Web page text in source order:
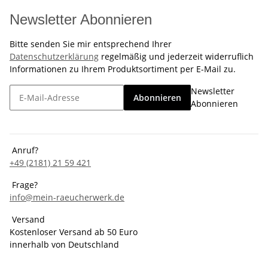
Newsletter Abonnieren
Bitte senden Sie mir entsprechend Ihrer
Datenschutzerklärung regelmäßig und jederzeit widerruflich
Informationen zu Ihrem Produktsortiment per E-Mail zu.
Abonnieren
Newsletter
Abonnieren
Anruf?
+49 (2181) 21 59 421
Frage?
info@mein-raeucherwerk.de
Versand
Kostenloser Versand ab 50 Euro
innerhalb von Deutschland